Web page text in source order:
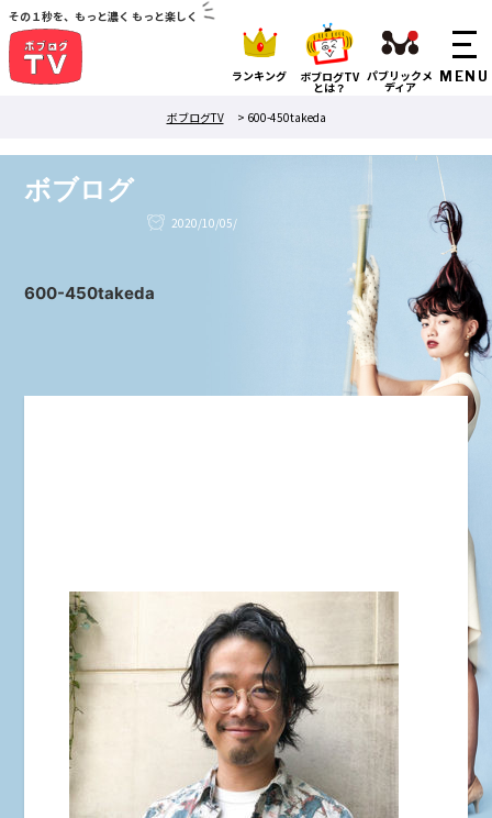
その１秒を、もっと濃く もっと楽しく
ランキング ボブログTV
とは？
パブリックメ
ディア
ボブログTV
> 600-450takeda
ボブログ
2020/10/05/
600-450takeda